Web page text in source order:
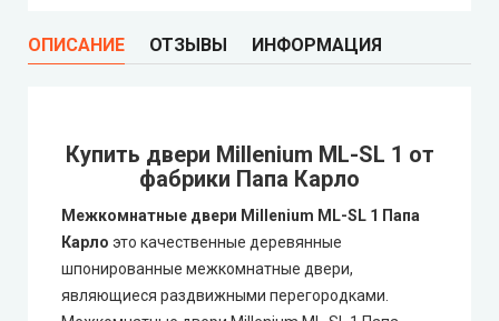
DRUID (Друид)
City Line
ОПИСАНИЕ ОТЗЫВЫ ИНФОРМАЦИЯ
Купить двери Millenium ML-SL 1 от
фабрики Папа Карло
Межкомнатные двери Millenium ML-SL 1 Папа
Карло это качественные деревянные
шпонированные межкомнатные двери,
являющиеся раздвижными перегородками.